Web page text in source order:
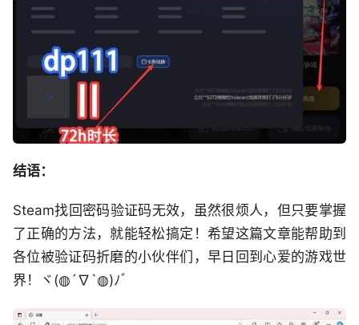
结语：
Steam找回密码验证码无效，虽然很烦人，但只要掌握
了正确的方法，就能轻松搞定！希望这篇文章能帮助到
各位被验证码折磨的小伙伴们，早日回到心爱的游戏世
界！ヾ(◍´∇`◍)ﾉﾞ